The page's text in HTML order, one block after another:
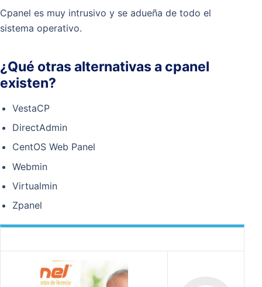
Cpanel es muy intrusivo y se adueña de todo el
sistema operativo.
¿Qué otras alternativas a cpanel
existen?
VestaCP
DirectAdmin
CentOS Web Panel
Webmin
Virtualmin
Zpanel